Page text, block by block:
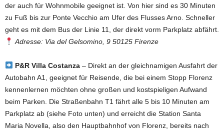
der auch für Wohnmobile geeignet ist. Von hier sind es 30 Minuten
zu Fuß bis zur Ponte Vecchio am Ufer des Flusses Arno. Schneller
geht es mit dem Bus der Linie 11, der direkt vorm Parkplatz abfährt.
Adresse: Via del Gelsomino, 9 50125 Firenze
P&R Villa Costanza – Direkt an der gleichnamigen Ausfahrt der
Autobahn A1, geeignet für Reisende, die bei einem Stopp Florenz
kennenlernen möchten ohne großen und kostspieligen Aufwand
beim Parken. Die Straßenbahn T1 fährt alle 5 bis 10 Minuten am
Parkplatz ab (siehe Foto unten) und erreicht die Station Santa
Maria Novella, also den Hauptbahnhof von Florenz, bereits nach